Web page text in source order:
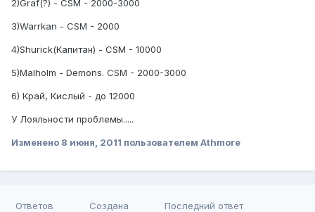
2)Graf(?) - CSM - 2000-3000
3)Warrkan - CSM - 2000
4)Shurick(Капитан) - CSM - 10000
5)Malholm - Demons. CSM - 2000-3000
6) Край, Кислый - до 12000
У Лояльности проблемы.....
Изменено 8 июня, 2011 пользователем Athmore
Ответов Создана Последний ответ